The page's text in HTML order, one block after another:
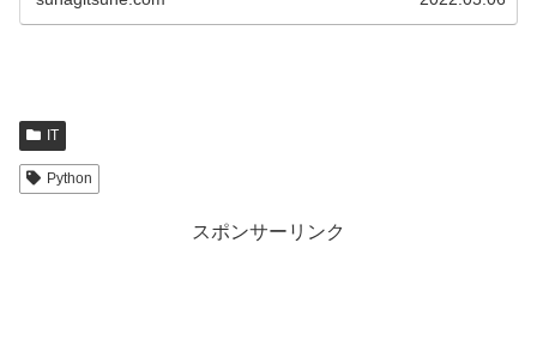
IT
Python
スポンサーリンク